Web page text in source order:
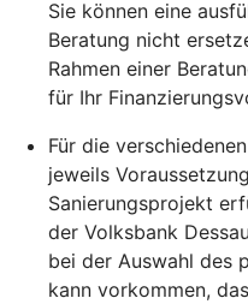
Sie können eine
Beratung nicht
Rahmen einer
für Ihr
Für die
jeweils
Sanierungsprojekt
der Volksbank
bei der Auswahl des
kann vorkommen,